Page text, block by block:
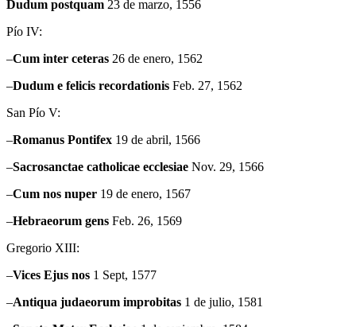
Dudum postquam 23 de marzo, 1556
Pío IV:
–Cum inter ceteras 26 de enero, 1562
–Dudum e felicis recordationis Feb. 27, 1562
San Pío V:
–Romanus Pontifex 19 de abril, 1566
–Sacrosanctae catholicae ecclesiae Nov. 29, 1566
–Cum nos nuper 19 de enero, 1567
–Hebraeorum gens Feb. 26, 1569
Gregorio XIII:
–Vices Ejus nos 1 Sept, 1577
–Antiqua judaeorum improbitas 1 de julio, 1581